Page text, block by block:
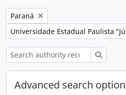
Remove filter:
Paraná
Remove filter:
Advanced search